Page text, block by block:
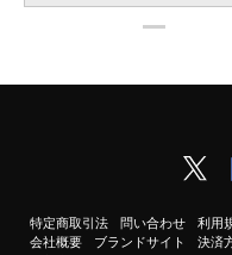
特定商取引法 問い合わせ 利用
会社概要
ブランドサイト 決済